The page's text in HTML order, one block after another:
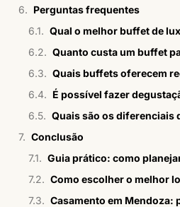
Perguntas frequentes
Conclusão